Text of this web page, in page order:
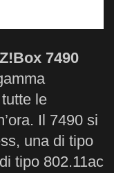
7490
le
Il 7490 si
una di tipo
tipo 802.11ac